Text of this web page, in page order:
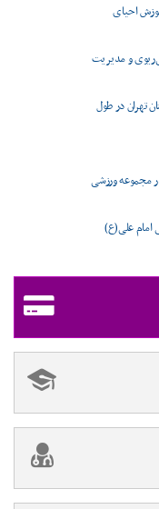
احیای
و مدیریت
تهران در طول
فوتبالیست در مجموعه ورزشی